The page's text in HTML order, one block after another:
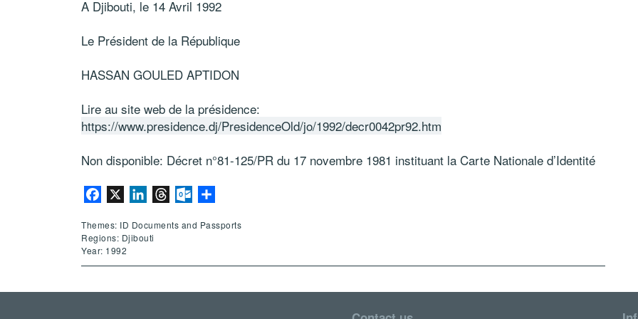
A Djibouti, le 14 Avril 1992
Le Président de la République
HASSAN GOULED APTIDON
Lire au site web de la présidence:
https://www.presidence.dj/PresidenceOld/jo/1992/decr0042pr92.htm
Non disponible: Décret n°81-125/PR du 17 novembre 1981 instituant la Carte Nationale d’Identité
Facebook LinkedInThreadsOutlook.com
Themes: ID Documents and Passports
Regions: Djibouti
Year: 1992